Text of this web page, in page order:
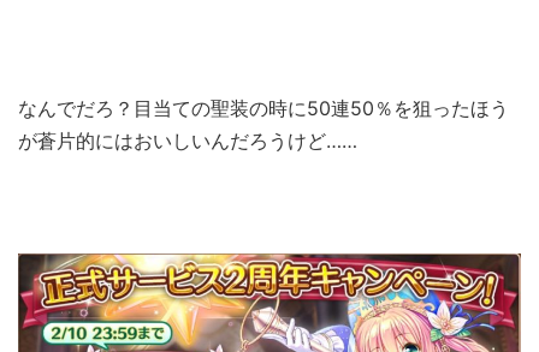
なんでだろ？目当ての聖装の時に50連50％を狙ったほう
が蒼片的にはおいしいんだろうけど……